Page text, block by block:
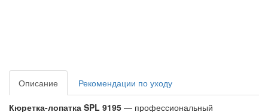
Описание Рекомендации по уходу
Кюретка-лопатка SPL 9195 — профессиональный